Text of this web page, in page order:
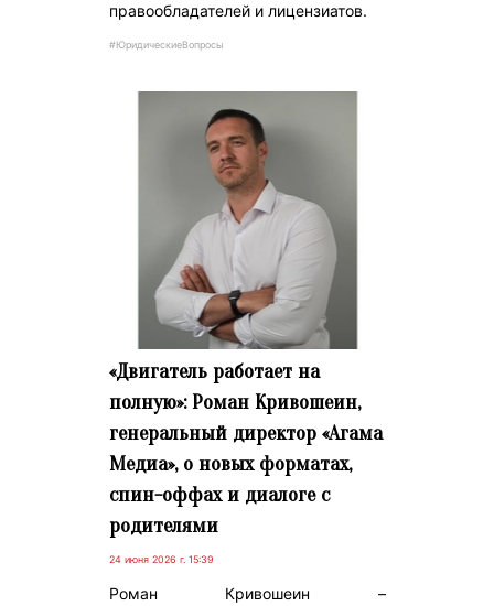
правообладателей и лицензиатов.
#ЮридическиеВопросы
«Двигатель работает на
полную»: Роман Кривошеин,
генеральный директор «Агама
Медиа», о новых форматах,
спин-оффах и диалоге с
родителями
24 июня 2026 г. 15:39
Роман Кривошеин –